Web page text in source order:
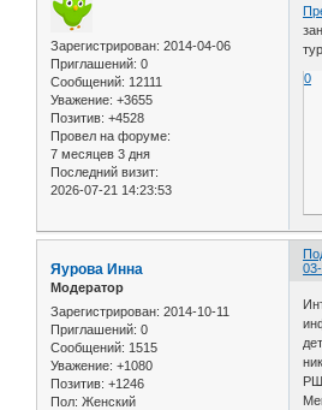
Зарегистрирован: 2014-04-06
Приглашений: 0
Сообщений: 12111
Уважение: +3655
Позитив: +4528
Провел на форуме:
7 месяцев 3 дня
Последний визит:
2026-07-21 14:23:53
0
Яурова Инна
Модератор
Зарегистрирован: 2014-10-11
Приглашений: 0
Сообщений: 1515
Уважение: +1080
Позитив: +1246
Пол: Женский